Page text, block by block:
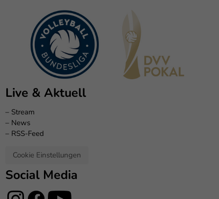
Live & Aktuell
– Stream
– News
– RSS-Feed
Cookie Einstellungen
Social Media